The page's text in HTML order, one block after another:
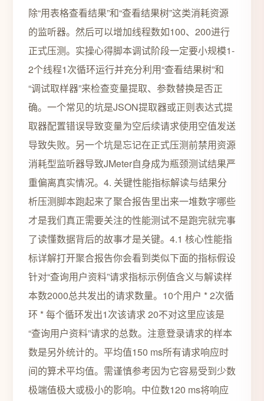
除“用表格查看结果”和“查看结果树”这类消耗资源
的监听器。然后可以增加线程数如100、200进行
正式压测。实操心得脚本调试阶段一定要小规模1-
2个线程1次循环运行并充分利用“查看结果树”和
“调试取样器”来检查变量提取、参数替换是否正
确。一个常见的坑是JSON提取器或正则表达式提
取器配置错误导致变量为空后续请求使用空值发送
导致失败。另一个坑是忘记在正式压测前禁用资源
消耗型监听器导致JMeter自身成为瓶颈测试结果严
重偏离真实情况。4. 关键性能指标解读与结果分
析压测脚本跑起来了聚合报告里出来一堆数字哪些
才是我们真正需要关注的性能测试不是跑完就完事
了读懂数据背后的故事才是关键。4.1 核心性能指
标详解打开聚合报告你会看到类似下面的指标假设
针对“查询用户资料”请求指标示例值含义与解读样
本数2000总共发出的请求数量。10个用户 * 2次循
环 * 每个循环发出1次该请求 20不对这里应该是
“查询用户资料”请求的总数。注意登录请求的样本
数是另外统计的。平均值150 ms所有请求响应时
间的算术平均值。需谨慎参考因为它容易受到少数
极端值极大或极小的影响。中位数120 ms将响应